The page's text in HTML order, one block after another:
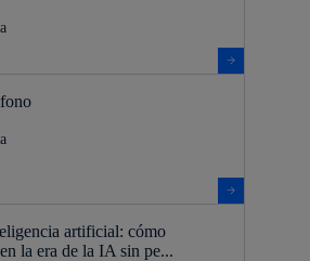
artificial: cómo
la era de la IA sin pe...